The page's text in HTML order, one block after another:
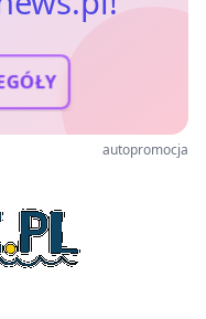
autopromocja